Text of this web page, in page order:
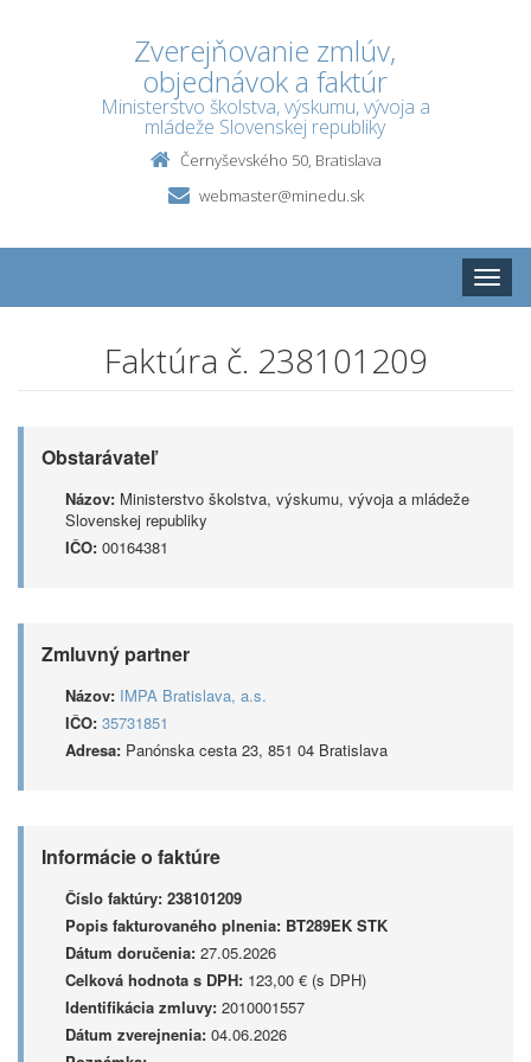
Zverejňovanie zmlúv,
objednávok a faktúr
Ministerstvo školstva, výskumu, vývoja a
mládeže Slovenskej republiky
Černyševského 50, Bratislava
webmaster@minedu.sk
Toggle
Faktúra č. 238101209
Obstarávateľ
Názov: Ministerstvo školstva, výskumu, vývoja a mládeže
Slovenskej republiky
IČO: 00164381
Zmluvný partner
Názov: IMPA Bratislava, a.s.
IČO: 35731851
Adresa: Panónska cesta 23, 851 04 Bratislava
Informácie o faktúre
Číslo faktúry: 238101209
Popis fakturovaného plnenia: BT289EK STK
Dátum doručenia: 27.05.2026
Celková hodnota s DPH: 123,00 € (s DPH)
Identifikácia zmluvy: 2010001557
Dátum zverejnenia: 04.06.2026